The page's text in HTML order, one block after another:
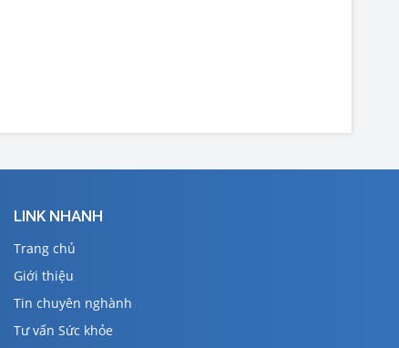
LINK NHANH
Trang chủ
Giới thiệu
Tin chuyên nghành
Tư vấn Sức khỏe